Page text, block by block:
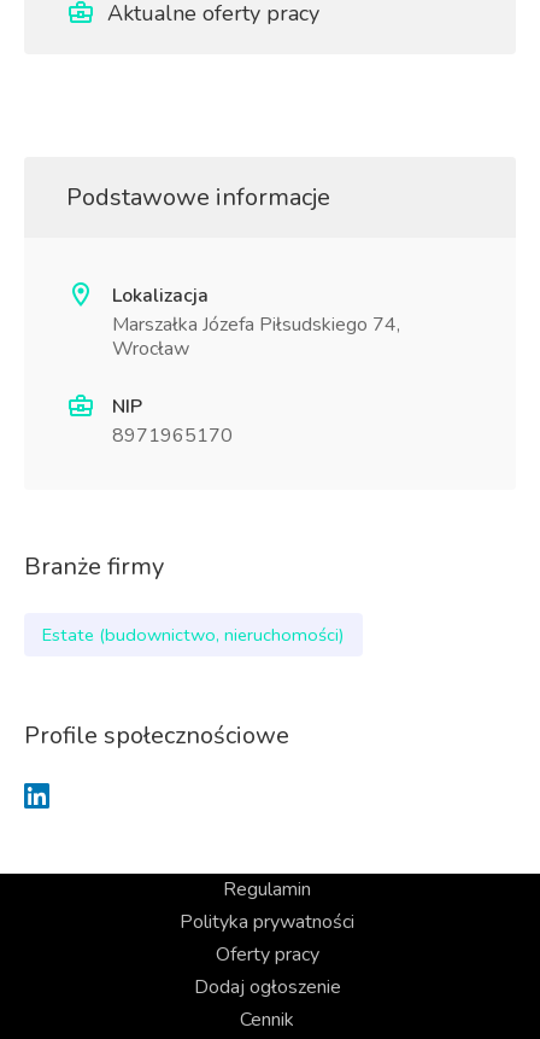
Aktualne oferty pracy
Podstawowe informacje
Lokalizacja
Marszałka Józefa Piłsudskiego 74,
Wrocław
NIP
8971965170
Branże firmy
Estate (budownictwo, nieruchomości)
Profile społecznościowe
Regulamin
Polityka prywatności
Oferty pracy
Dodaj ogłoszenie
Cennik